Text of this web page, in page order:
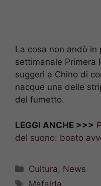
La cosa non andò
settimanale Primera
suggerì a Chino di
nacque una delle
del fumetto.
LEGGI ANCHE >>>
del suono: boato
Categorie
Cultura, News
Tag
Mafalda